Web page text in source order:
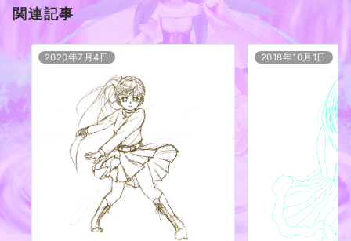
関連記事
2020年7月4日 2018年10月1日